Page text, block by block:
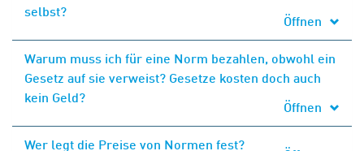
selbst?
Öffnen
Warum muss ich für eine Norm bezahlen, obwohl ein
Gesetz auf sie verweist? Gesetze kosten doch auch
kein Geld?
Öffnen
Wer legt die Preise von Normen fest?